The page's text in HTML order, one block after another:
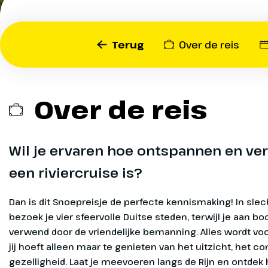
Terug Over de reis
Over de reis
Wil je ervaren hoe ontspannen en
een riviercruise is?
Dan is dit Snoepreisje de perfecte kennismaking! In
bezoek je vier sfeervolle Duitse steden, terwijl je aan
verwend door de vriendelijke bemanning. Alles wordt
jij hoeft alleen maar te genieten van het uitzicht, het
gezelligheid. Laat je meevoeren langs de Rijn en ontdek
watten gelegd door de
bemanning. Je bent er
Dag 1 Arnhem -
Vanaf 17:00
boord. De
Exclusief